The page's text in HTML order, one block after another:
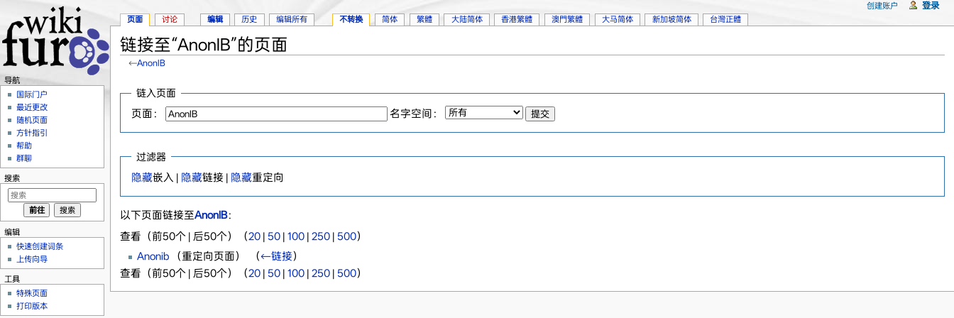
链接至“AnonIB”的页面
←AnonIB
链入页面
页面： 名字空间：
过滤器
隐藏嵌入 | 隐藏链接 | 隐藏重定向
以下页面链接至AnonIB：
查看（前50个 | 后50个）（20| 50| 100| 250| 500）
Anonib（重定向页面） ‎ （←链接）
查看（前50个 | 后50个）（20| 50| 100| 250| 500）
页面 讨论 编辑 历史 编辑所有 不转换 简体 繁體 大陆简体 香港繁體 澳門繁體 大马简体 新加坡简体 台灣正體
创建账户 登录
导航
国际门户
最近更改
随机页面
方针指引
帮助
群聊
搜索
编辑
快速创建词条
上传向导
工具
特殊页面
打印版本